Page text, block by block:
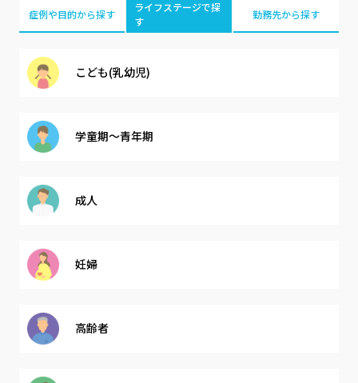
症例や目的から探す
ライフステージで探
す
勤務先から探す
こども(乳幼児)
学童期～青年期
成人
妊婦
高齢者